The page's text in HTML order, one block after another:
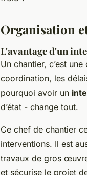
Organisation
L'avantage d'un
Un chantier, c’est
coordination, les
pourquoi avoir un
d’état - change tout.
Ce chef de chantier
interventions. Il est
travaux de gros
et sécurise le projet